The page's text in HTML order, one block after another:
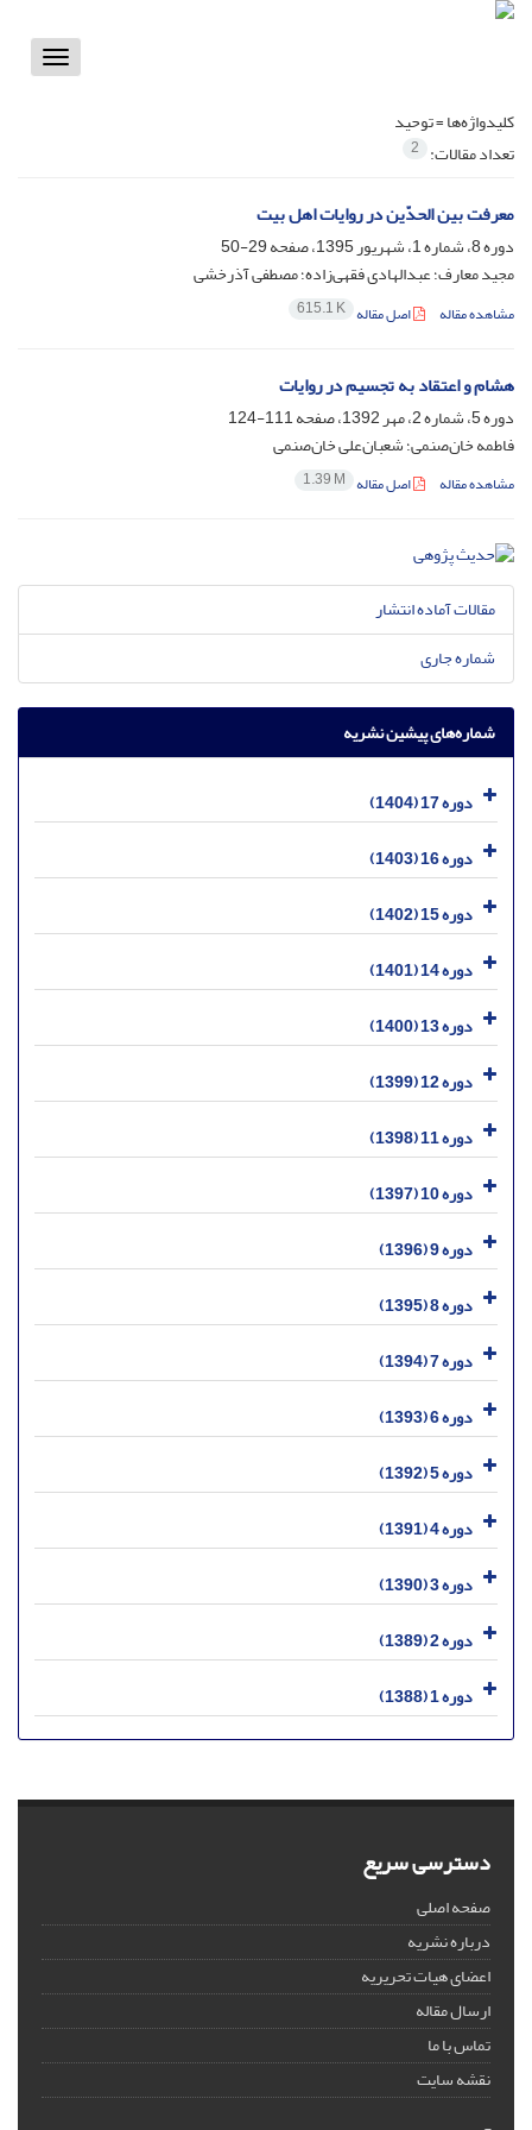
Toggle
کلیدواژه‌ها =توحید
تعداد مقالات: 2
معرفت بین الحدّین در روایات اهل بیت
دوره 8، شماره 1، شهریور 1395، صفحه
29-50
مجید معارف؛ عبدالهادی فقهی‌زاده؛ مصطفی آذرخشی
مشاهده مقاله اصل مقاله 615.1 K
هشام و اعتقاد به تجسیم در روایات
دوره 5، شماره 2، مهر 1392، صفحه
111-124
فاطمه خان‌صنمی؛ شعبان‌علی خان‌صنمی
مشاهده مقاله اصل مقاله 1.39 M
مقالات آماده انتشار
شماره جاری
شماره‌های پیشین نشریه
دوره 17 (1404)
دوره 16 (1403)
دوره 15 (1402)
دوره 14 (1401)
دوره 13 (1400)
دوره 12 (1399)
دوره 11 (1398)
دوره 10 (1397)
دوره 9 (1396)
دوره 8 (1395)
دوره 7 (1394)
دوره 6 (1393)
دوره 5 (1392)
دوره 4 (1391)
دوره 3 (1390)
دوره 2 (1389)
دوره 1 (1388)
دسترسی سریع
صفحه اصلی
درباره نشریه
اعضای هیات تحریریه
ارسال مقاله
تماس با ما
نقشه سایت